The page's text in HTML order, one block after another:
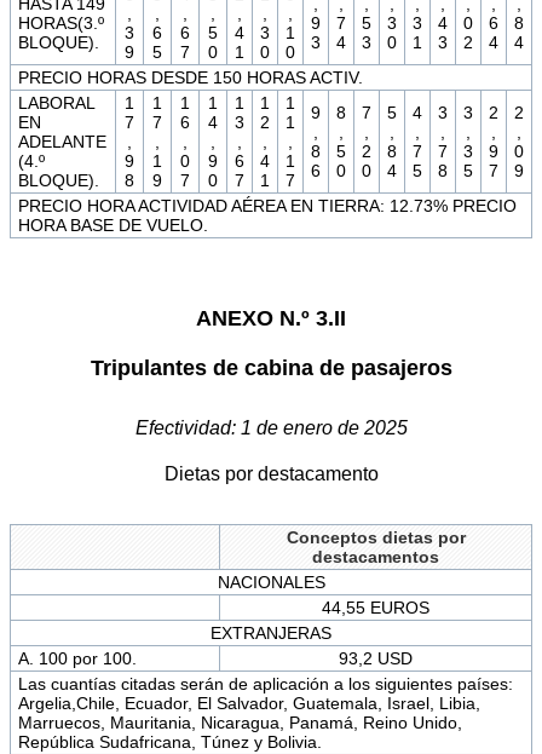
HORAS(3.º
BLOQUE).
3
9
6
5
6
7
5
0
4
1
3
0
1
0
9
3
7
4
5
3
3
0
3
1
4
3
0
2
6
4
8
4
PRECIO HORAS DESDE 150 HORAS ACTIV.
LABORAL
EN
ADELANTE
(4.º
BLOQUE).
1
7
9
8
1
7
1
9
1
6
0
7
1
4
9
0
1
3
6
7
1
2
4
1
1
1
1
7
9
8
6
8
5
0
7
2
0
5
8
4
4
7
5
3
7
8
3
3
5
2
9
7
2
0
9
PRECIO HORA ACTIVIDAD AÉREA EN TIERRA: 12.73% PRECIO
HORA BASE DE VUELO.
ANEXO N.º 3.II
Tripulantes de cabina de pasajeros
Efectividad: 1 de enero de 2025
Dietas por destacamento
Conceptos dietas por
destacamentos
NACIONALES
44,55 EUROS
EXTRANJERAS
A. 100 por 100.
93,2 USD
Las cuantías citadas serán de aplicación a los siguientes países:
Argelia,Chile, Ecuador, El Salvador, Guatemala, Israel, Libia,
Marruecos, Mauritania, Nicaragua, Panamá, Reino Unido,
República Sudafricana, Túnez y Bolivia.